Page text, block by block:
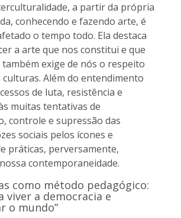
a partir da própria
conhecendo e fazendo arte, é
o tempo todo. Ela destaca
a arte que nos constitui e que
exige de nós o respeito
Além do entendimento
de luta, resistência e
muitas tentativas de
controle e supressão das
sociais pelos ícones e
práticas, perversamente,
contemporaneidade.
como método pedagógico:
viver a democracia e
o mundo”